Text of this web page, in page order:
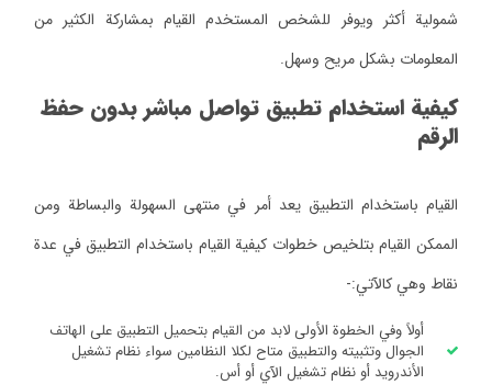
شمولية أكثر ويوفر للشخص المستخدم القيام بمشاركة الكثير من
المعلومات بشكل مريح وسهل.
كيفية استخدام تطبيق تواصل مباشر بدون حفظ
الرقم
القيام باستخدام التطبيق يعد أمر في منتهى السهولة والبساطة ومن
الممكن القيام بتلخيص خطوات كيفية القيام باستخدام التطبيق في عدة
نقاط وهي كالآتي:-
أولاً وفي الخطوة الأولى لابد من القيام بتحميل التطبيق على الهاتف
الجوال وتثبيته والتطبيق متاح لكلا النظامين سواء نظام تشغيل
الأندرويد أو نظام تشغيل الآي أو أس.